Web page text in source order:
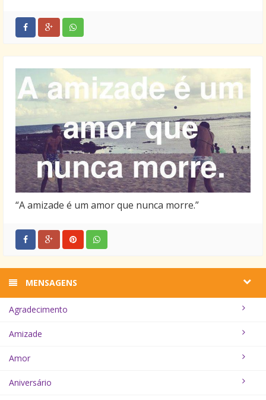
“A amizade é um amor que nunca morre.”
MENSAGENS
Agradecimento
Amizade
Amor
Aniversário